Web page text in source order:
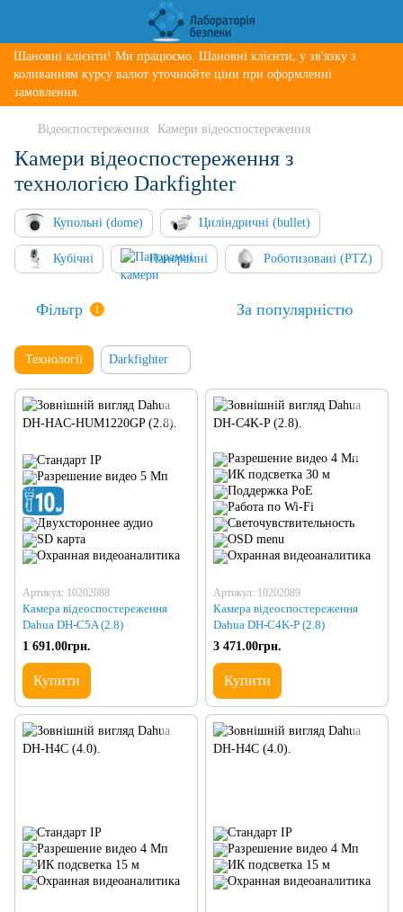
Шановні клієнти! Ми працюємо. Шановні клієнти, у зв'язку з
коливанням курсу валют уточнюйте ціни при оформленні
замовлення.
Відеоспостереження Камери відеоспостереження
Камери відеоспостереження з
технологією Darkfighter
Купольні (dome) Циліндричні (bullet)
Кубічні Панорамні Роботизовані (PTZ)
Фільтр 1 За популярністю
Технології Darkfighter
Артикул: 10202088
Камера відеоспостереження
Dahua DH-C5A (2.8)
1 691.00грн.
Купити
Артикул: 10202089
Камера відеоспостереження
Dahua DH-C4K-P (2.8)
3 471.00грн.
Купити